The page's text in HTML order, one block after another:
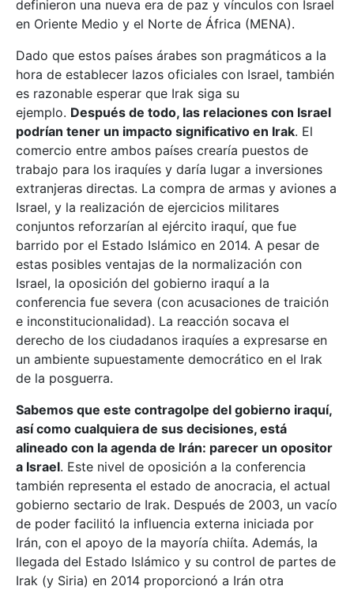
definieron una nueva era de paz y vínculos con Israel
en Oriente Medio y el Norte de África (MENA).
Dado que estos países árabes son pragmáticos a la
hora de establecer lazos oficiales con Israel, también
es razonable esperar que Irak siga su
ejemplo. Después de todo, las relaciones con Israel
podrían tener un impacto significativo en Irak. El
comercio entre ambos países crearía puestos de
trabajo para los iraquíes y daría lugar a inversiones
extranjeras directas. La compra de armas y aviones a
Israel, y la realización de ejercicios militares
conjuntos reforzarían al ejército iraquí, que fue
barrido por el Estado Islámico en 2014. A pesar de
estas posibles ventajas de la normalización con
Israel, la oposición del gobierno iraquí a la
conferencia fue severa (con acusaciones de traición
e inconstitucionalidad). La reacción socava el
derecho de los ciudadanos iraquíes a expresarse en
un ambiente supuestamente democrático en el Irak
de la posguerra.
Sabemos que este contragolpe del gobierno iraquí,
así como cualquiera de sus decisiones, está
alineado con la agenda de Irán: parecer un opositor
a Israel. Este nivel de oposición a la conferencia
también representa el estado de anocracia, el actual
gobierno sectario de Irak. Después de 2003, un vacío
de poder facilitó la influencia externa iniciada por
Irán, con el apoyo de la mayoría chiíta. Además, la
llegada del Estado Islámico y su control de partes de
Irak (y Siria) en 2014 proporcionó a Irán otra